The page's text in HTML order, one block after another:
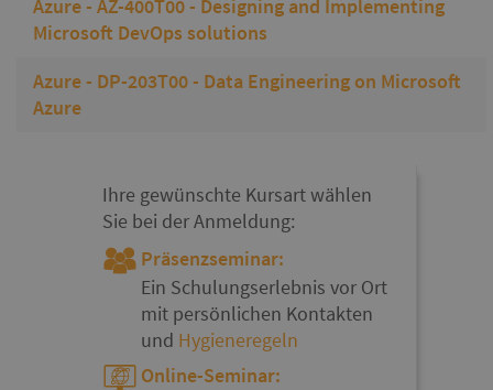
Azure - AZ-400T00 - Designing and Implementing
Microsoft DevOps solutions
Azure - DP-203T00 - Data Engineering on Microsoft
Azure
Ihre gewünschte Kursart wählen
Sie bei der Anmeldung:
Präsenzseminar:
Ein Schulungserlebnis vor Ort
mit persönlichen Kontakten
und Hygieneregeln
Online-Seminar: